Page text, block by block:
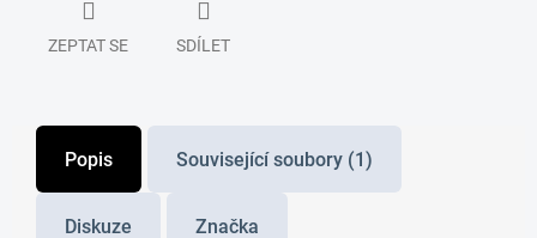
ZEPTAT SE SDÍLET
Popis Související soubory (1)
Diskuze Značka